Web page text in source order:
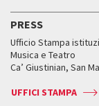
Biglietti
FAQ
Servizi al pubblico
Come
Press
Classici fuori Mostra
Edizioni passate
Orari e sedi
Accrediti
Orari e sedi
Biglietti
Accrediti
Biglietti
Accrediti
Servizi al pubblico
Come
Press
Workshop di critica
Leone d’oro alla
Leone d’argento
Edizioni passate
Mostre Virtuali
Fondi e Collezioni
Biennale College
ASAC DATI
PRESS
Ufficio Stampa
Musica e Teatro
Ca’ Giustinian, San
UFFICI STAMPA